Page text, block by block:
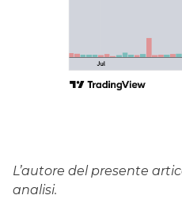
L’autore del presente
analisi.